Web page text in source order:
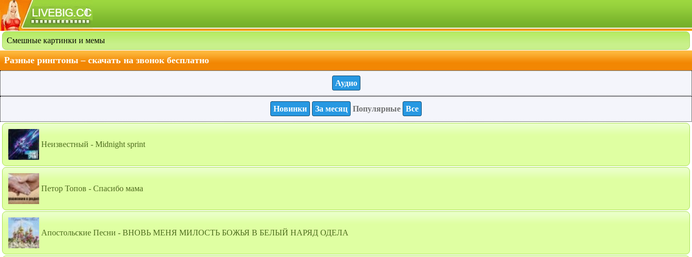
Смешные картинки и мемы
Разные рингтоны – скачать на звонок бесплатно
Аудио
Новинки За месяц Популярные Все
Неизвестный - Midnight sprint
Петор Топов - Спасибо мама
Апостольские Песни - ВНОВЬ МЕНЯ МИЛОСТЬ БОЖЬЯ В БЕЛЫЙ НАРЯД ОДЕЛА